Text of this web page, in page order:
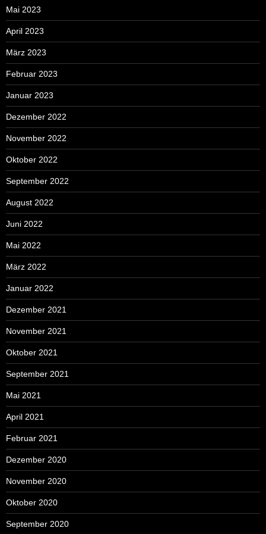
Mai 2023
April 2023
März 2023
Februar 2023
Januar 2023
Dezember 2022
November 2022
Oktober 2022
September 2022
August 2022
Juni 2022
Mai 2022
März 2022
Januar 2022
Dezember 2021
November 2021
Oktober 2021
September 2021
Mai 2021
April 2021
Februar 2021
Dezember 2020
November 2020
Oktober 2020
September 2020